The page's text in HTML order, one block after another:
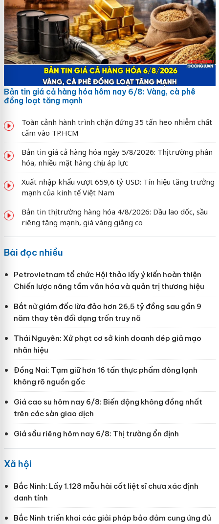
Bản tin giá cả hàng hóa hôm nay 6/8: Vàng, cà phê
đồng loạt tăng mạnh
Toàn cảnh hành trình chặn đứng 35 tấn heo nhiễm chất
cấm vào TP.HCM
Bản tin giá cả hàng hóa ngày 5/8/2026: Thị trường phân
hóa, nhiều mặt hàng chịu áp lực
Xuất nhập khẩu vượt 659,6 tỷ USD: Tín hiệu tăng trưởng
mạnh của kinh tế Việt Nam
Bản tin thị trường hàng hóa 4/8/2026: Dầu lao dốc, sầu
riêng tăng mạnh, giá vàng giằng co
Bài đọc nhiều
Petrovietnam tổ chức Hội thảo lấy ý kiến hoàn thiện
Chiến lược nâng tầm văn hóa và quản trị thương hiệu
Bắt nữ giám đốc lừa đảo hơn 26,5 tỷ đồng sau gần 9
năm thay tên đổi dạng trốn truy nã
Thái Nguyên: Xử phạt cơ sở kinh doanh dép giả mạo
nhãn hiệu
Đồng Nai: Tạm giữ hơn 16 tấn thực phẩm đông lạnh
không rõ nguồn gốc
Giá cao su hôm nay 6/8: Biến động không đồng nhất
trên các sàn giao dịch
Giá sầu riêng hôm nay 6/8: Thị trường ổn định
Xã hội
Bắc Ninh: Lấy 1.128 mẫu hài cốt liệt sĩ chưa xác định
danh tính
Bắc Ninh triển khai các giải pháp bảo đảm cung ứng đủ